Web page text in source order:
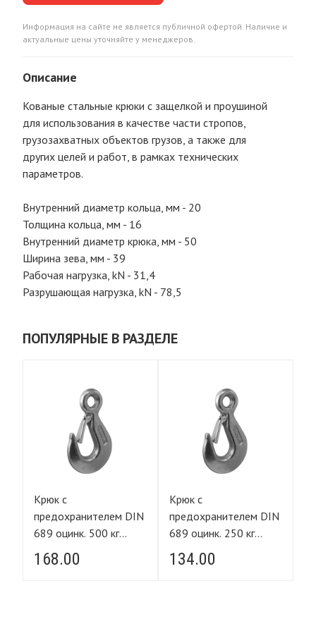
Информация на сайте не является публичной офертой. Наличие и
актуальные цены уточняйте у менеджеров.
Описание
Кованые стальные крюки с защелкой и проушиной
для использования в качестве части стропов,
грузозахватных объектов грузов, а также для
других целей и работ, в рамках технических
параметров.
Внутренний диаметр кольца, мм - 20
Толщина кольца, мм - 16
Внутренний диаметр крюка, мм - 50
Ширина зева, мм - 39
Рабочая нагрузка, kN - 31,4
Разрушающая нагрузка, kN - 78,5
ПОПУЛЯРНЫЕ В РАЗДЕЛЕ
Крюк с
предохранителем DIN
689 оцинк. 500 кг
FORCE LIFTING
168.00
Крюк с
предохранителем DIN
689 оцинк. 250 кг
FORCE LIFTING
134.00